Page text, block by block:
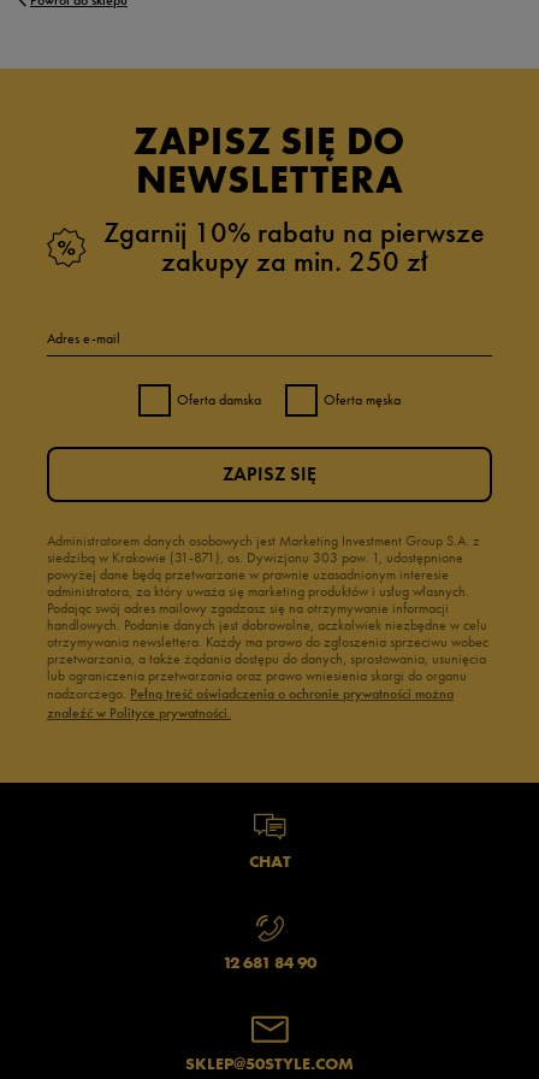
ZAPISZ SIĘ DO
NEWSLETTERA
Zgarnij 10% rabatu na pierwsze
zakupy za min. 250 zł
Adres e-mail
Oferta damska Oferta męska
Administratorem danych osobowych jest Marketing Investment Group S.A. z
siedzibą w Krakowie (31-871), os. Dywizjonu 303 paw. 1, udostępnione
powyżej dane będą przetwarzane w prawnie uzasadnionym interesie
administratora, za który uważa się marketing produktów i usług własnych.
Podając swój adres mailowy zgadzasz się na otrzymywanie informacji
handlowych. Podanie danych jest dobrowolne, aczkolwiek niezbędne w celu
otrzymywania newslettera. Każdy ma prawo do zgłoszenia sprzeciwu wobec
przetwarzania, a także żądania dostępu do danych, sprostowania, usunięcia
lub ograniczenia przetwarzania oraz prawo wniesienia skargi do organu
nadzorczego. Pełną treść oświadczenia o ochronie prywatności można
znaleźć w Polityce prywatności.
ZAPISZ SIĘ
CHAT
12 681 84 90
SKLEP@50STYLE.COM